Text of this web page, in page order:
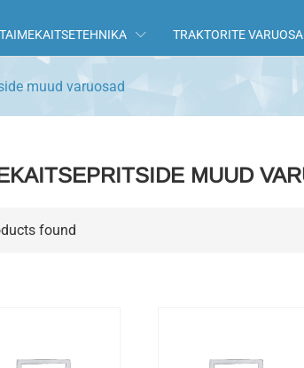
TAIMEKAITSETEHNIKA TRAKTORITE
muud varuosad
MUUD
found